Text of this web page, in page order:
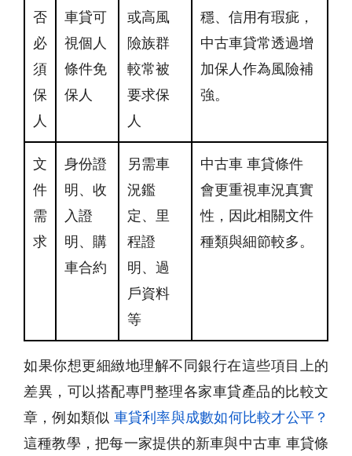
否
必
須
保
人
車貸可
視個人
條件免
保人
或高風
險族群
較常被
要求保
人
穩、信用有瑕疵，
中古車貸常透過增
加保人作為風險補
強。
文
件
需
求
身份證
明、收
入證
明、購
車合約
另需車
況鑑
定、里
程證
明、過
戶資料
等
中古車 車貸條件
會更重視車況真實
性，因此相關文件
種類與細節較多。
如果你想更細緻地理解不同銀行在這些項目上的
差異，可以搭配專門整理各家車貸產品的比較文
章，例如類似 車貸利率與成數如何比較才公平？
這種教學，把每一家提供的新車與中古車 車貸條